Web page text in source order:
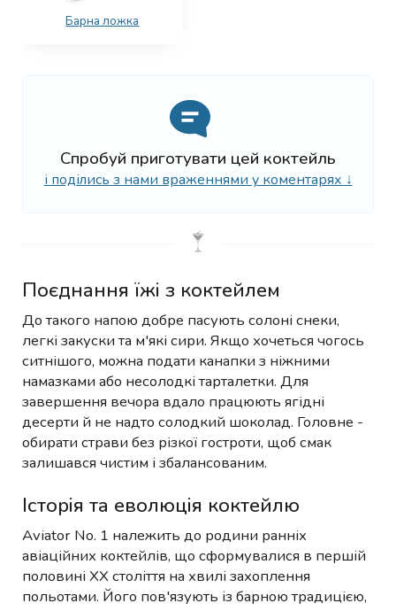
Барна ложка
Спробуй приготувати цей коктейль
і поділись з нами враженнями у коментарях ↓
Поєднання їжі з коктейлем
До такого напою добре пасують солоні снеки,
легкі закуски та м'які сири. Якщо хочеться чогось
ситнішого, можна подати канапки з ніжними
намазками або несолодкі тарталетки. Для
завершення вечора вдало працюють ягідні
десерти й не надто солодкий шоколад. Головне -
обирати страви без різкої гостроти, щоб смак
залишався чистим і збалансованим.
Історія та еволюція коктейлю
Aviator No. 1 належить до родини ранніх
авіаційних коктейлів, що сформувалися в першій
половині XX століття на хвилі захоплення
польотами. Його пов'язують із барною традицією,